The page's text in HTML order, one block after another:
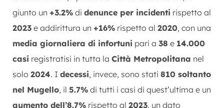
giunto un +3.2% di denunce per incidenti rispetto al
2023 e addirittura un +16% rispetto al 2020, con una
media giornaliera di infortuni pari a 38 e 14.000
casi registratisi in tutta la Città Metropolitana nel
solo 2024. I decessi, invece, sono stati 810 soltanto
nel Mugello, il 5.7% di tutti i casi di quest’ultima e un
aumento dell’8.7% rispetto al 2023, un dato